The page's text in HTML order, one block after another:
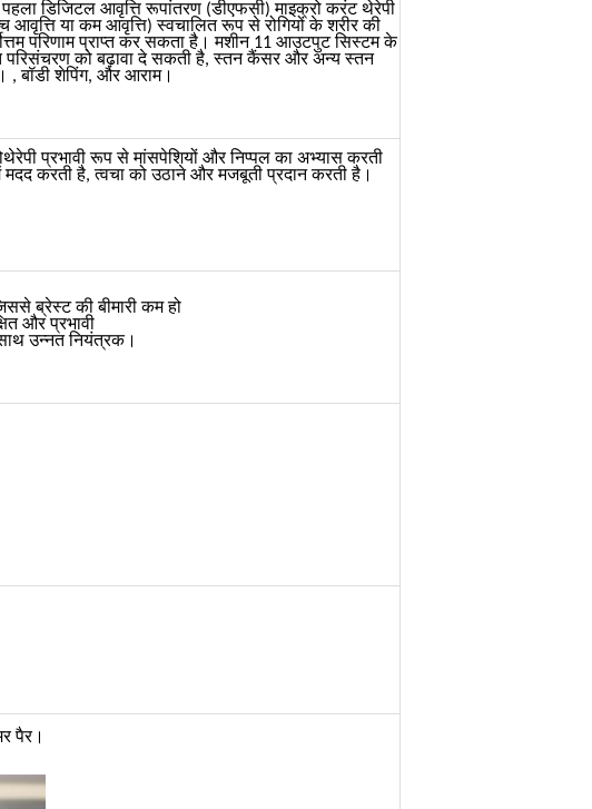
डिजिटल आवृत्ति रूपांतरण (डीएफसी) माइक्रो करंट थेरेपी
या कम आवृत्ति) स्वचालित रूप से रोगियों के शरीर की
परिणाम प्राप्त कर सकता है। मशीन 11 आउटपुट सिस्टम के
परिसंचरण को बढ़ावा दे सकती है, स्तन कैंसर और अन्य स्तन
, बॉडी शेपिंग, और आराम।
प्रभावी रूप से मांसपेशियों और निप्पल का अभ्यास करती
करती है, त्वचा को उठाने और मजबूती प्रदान करती है।
ब्रेस्ट की बीमारी कम हो
और प्रभावी
उन्नत नियंत्रक।
पैर।